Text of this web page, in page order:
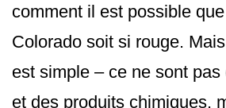
comment il est possible
Colorado soit si rouge.
est simple – ce ne sont
et des produits chimiques,